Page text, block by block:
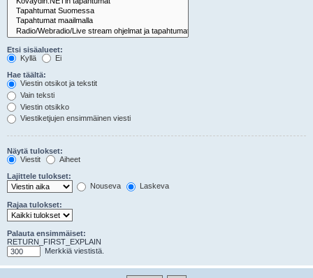
Etsi sisäalueet:
Kyllä
Ei
Hae täältä:
Viestin otsikot ja tekstit
Vain teksti
Viestin otsikko
Viestiketjujen ensimmäinen viesti
Näytä tulokset:
Viestit
Aiheet
Lajittele tulokset:
Nouseva
Laskeva
Rajaa tulokset:
Palauta ensimmäiset:
RETURN_FIRST_EXPLAIN
Merkkiä viestistä.